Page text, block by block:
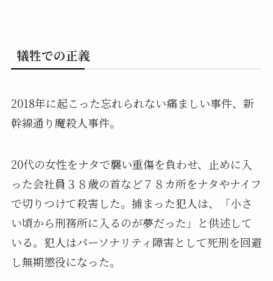
犠牲での正義
2018年に起こった忘れられない痛ましい事件、新
幹線通り魔殺人事件。
20代の女性をナタで襲い重傷を負わせ、止めに入
った会社員３８歳の首など７８カ所をナタやナイフ
で切りつけて殺害した。捕まった犯人は、「小さ
い頃から刑務所に入るのが夢だった」と供述して
いる。犯人はパーソナリティ障害として死刑を回避
し無期懲役になった。